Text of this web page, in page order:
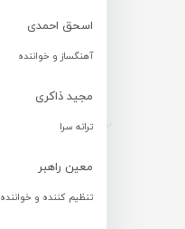
اسحق احمدی
آهنگساز و خواننده
مجید ذاکری
ترانه سرا
معین راهبر
تنظیم کننده و خواننده